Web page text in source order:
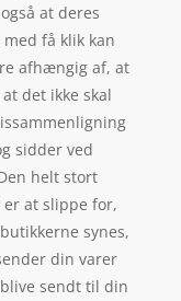
at deres
få klik kan
afhængig af, at
det ikke skal
sidder ved
helt stort
at slippe for,
synes,
din varer
sendt til din